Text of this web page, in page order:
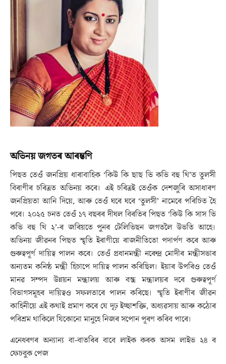
অভিনয় জগতৰ আৰম্ভণি
পিছত তেওঁ জনপ্ৰিয় ধাৰাবাহিক ‘কিউ কি ছাছ ভি কভি বহু থি’ত তুলসী
বিৰাণীৰ চৰিত্ৰত অভিনয় কৰে। এই চৰিত্ৰই তেওঁক দেশজুৰি অসাধাৰণ
জনপ্ৰিয়তা আনি দিয়ে, আৰু তেওঁ ঘৰে ঘৰে ‘তুলসী’ নামেৰে পৰিচিত হৈ
পৰে। ২০২৫ চনত তেওঁ ১৭ বছৰৰ দীঘল বিৰতিৰ পিছত ‘কিউ কি সাস ভি
কভি বহু থি ২’-ৰ জৰিয়তে পুনৰ টেলিভিছন জগতলৈ উভতি আহে।
অভিনয় জীৱনৰ পিছত স্মৃতি ইৰাণীয়ে ৰাজনীতিতো পদাৰ্পণ কৰে আৰু
গুৰুত্বপূৰ্ণ দায়িত্ব পালন কৰে। তেওঁ প্ৰধানমন্ত্ৰী নৰেন্দ্ৰ মোদীৰ মন্ত্ৰীসভাৰ
অন্যতম কনিষ্ঠ মন্ত্ৰী হিচাপে দায়িত্ব পালন কৰিছিল। ইয়াৰ উপৰিও তেওঁ
মানৱ সম্পদ উন্নয়ন মন্ত্ৰালয় আৰু বস্ত্ৰ মন্ত্ৰালয়ৰ দৰে গুৰুত্বপূৰ্ণ
বিভাগসমূহৰ দায়িত্বও সফলতাৰে পালন কৰিছে। স্মৃতি ইৰাণীৰ জীৱন
কাহিনীয়ে এই কথাই প্ৰমাণ কৰে যে দৃঢ় ইচ্ছাশক্তি, অধ্যৱসায় আৰু কঠোৰ
পৰিশ্ৰম থাকিলে যিকোনো মানুহে নিজৰ সপোন পূৰণ কৰিব পাৰে।
এনেধৰণৰ অন্যান্য বা-বাতৰিৰ বাবে লাইক কৰক অসম লাইভ ২৪ ৰ
ফেচবুক পেজ